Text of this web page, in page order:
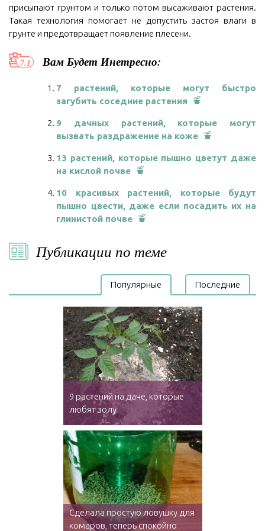
присыпают грунтом и только потом высаживают растения.
Такая технология помогает не допустить застоя влаги в
грунте и предотвращает появление плесени.
Вам Будет Инетресно:
7 растений, которые могут быстро
загубить соседние растения
9 дачных растений, которые могут
вызвать раздражение на коже
13 растений, которые пышно цветут даже
на кислой почве
10 красивых растений, которые будут
пышно цвести, даже если посадить их на
глинистой почве
Публикации по теме
Популярные Последние
9 растений на даче, которые
любят золу
Сделала простую ловушку для
комаров, теперь спокойно